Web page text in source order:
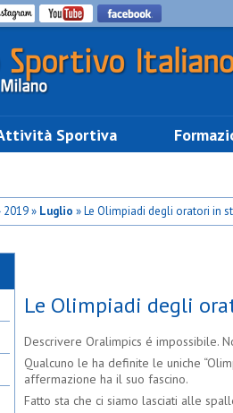
Sportiva
2019 » Luglio » Le Olimpiadi degli oratori in
Le Olimpiadi degli
Descrivere Oralimpics é impossibile.
Qualcuno le ha definite le uniche
affermazione ha il suo fascino.
Fatto sta che ci siamo lasciati alle